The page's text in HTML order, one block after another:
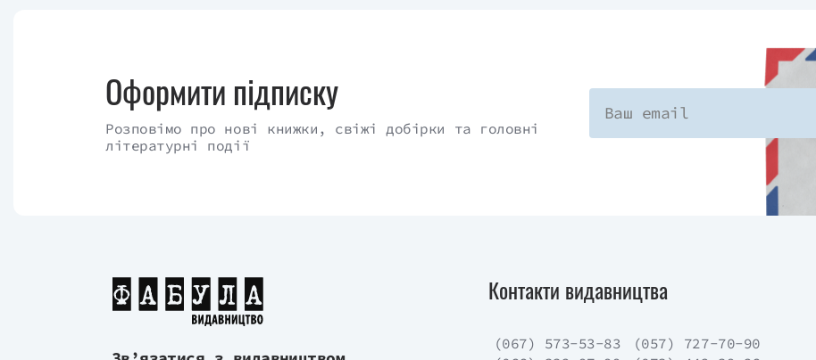
Оформити підписку
Розповімо про нові книжки, свіжі добірки та головні
літературні події
Контакти видавництва
(067) 573-53-83
(057) 727-70-90